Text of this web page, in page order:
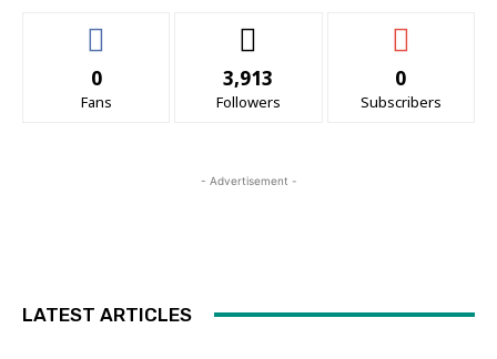
0
Fans
3,913
Followers
0
Subscribers
- Advertisement -
LATEST ARTICLES